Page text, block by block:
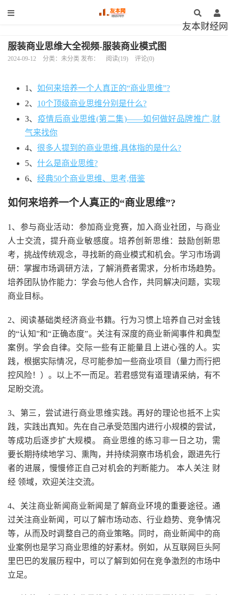
友本财经网
服装商业思维大全视频-服装商业模式图
2024-09-12 分类：未分类 发布： 阅读(19) 评论(0)
1、 如何来培养一个人真正的“商业思维”?
2、 10个顶级商业思维分别是什么?
3、 疫情后商业思维(第二集)——如何做好品牌推广,财
气来找你
4、 很多人提到的商业思维,具体指的是什么?
5、 什么是商业思维?
6、 经典50个商业思维、思考,借鉴
如何来培养一个人真正的“商业思维”?
1、参与商业活动：参加商业竞赛，加入商业社团，与商业
人士交流，提升商业敏感度。培养创新思维：鼓励创新思
考，挑战传统观念，寻找新的商业模式和机会。学习市场调
研：掌握市场调研方法，了解消费者需求，分析市场趋势。
培养团队协作能力：学会与他人合作，共同解决问题，实现
商业目标。
2、阅读基础类经济商业书籍。行为习惯上培养自己对金钱
的“认知”和“正确态度”。关注有深度的商业新闻事件和典型
案例。学会自律。交际一些有正能量且上进心强的人。实
践，根据实际情况，尽可能参加一些商业项目（量力而行把
控风险！）。以上不一而足。若君感觉有道理请采纳，有不
足盼交流。
3、第三，尝试进行商业思维实践。再好的理论也抵不上实
践，实践出真知。先在自己承受范围内进行小规模的尝试，
等成功后逐步扩大规模。 商业思维的练习非一日之功，需
要长期持续地学习、熏陶，并持续洞察市场机会，跟进先行
者的进展，慢慢修正自己对机会的判断能力。 本人关注 财
经 领域，欢迎关注交流。
4、关注商业新闻商业新闻是了解商业环境的重要途径。通
过关注商业新闻，可以了解市场动态、行业趋势、竞争情况
等，从而及时调整自己的商业策略。同时，商业新闻中的商
业案例也是学习商业思维的好素材。例如，从互联网巨头阿
里巴巴的发展历程中，可以了解到如何在竞争激烈的市场中
立足。